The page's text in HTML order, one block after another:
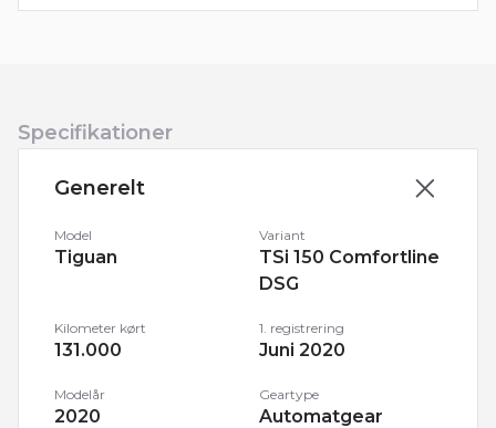
Specifikationer
Generelt
Model
Tiguan
Variant
TSi 150 Comfortline
DSG
Kilometer kørt
131.000
1. registrering
Juni 2020
Modelår
2020
Geartype
Automatgear